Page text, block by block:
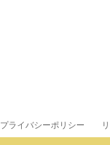
プライバシーポリシー